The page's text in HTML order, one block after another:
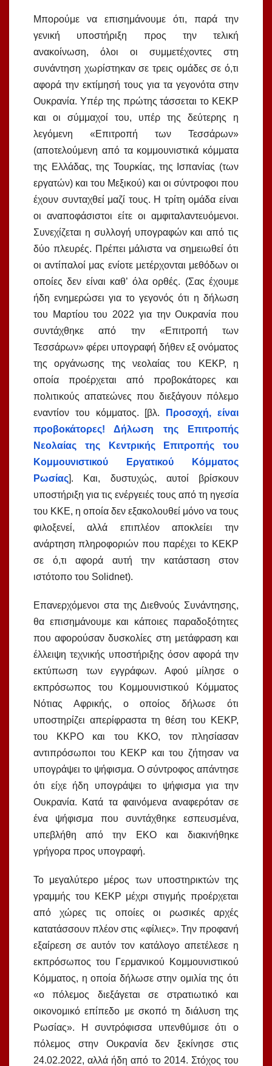
Μπορούμε να επισημάνουμε ότι, παρά την
γενική υποστήριξη προς την τελική
ανακοίνωση, όλοι οι συμμετέχοντες στη
συνάντηση χωρίστηκαν σε τρεις ομάδες σε ό,τι
αφορά την εκτίμησή τους για τα γεγονότα στην
Ουκρανία. Υπέρ της πρώτης τάσσεται το ΚΕΚΡ
και οι σύμμαχοί του, υπέρ της δεύτερης η
λεγόμενη «Επιτροπή των Τεσσάρων»
(αποτελούμενη από τα κομμουνιστικά κόμματα
της Ελλάδας, της Τουρκίας, της Ισπανίας (των
εργατών) και του Μεξικού) και οι σύντροφοι που
έχουν συνταχθεί μαζί τους. Η τρίτη ομάδα είναι
οι αναποφάσιστοι είτε οι αμφιταλαντευόμενοι.
Συνεχίζεται η συλλογή υπογραφών και από τις
δύο πλευρές. Πρέπει μάλιστα να σημειωθεί ότι
οι αντίπαλοί μας ενίοτε μετέρχονται μεθόδων οι
οποίες δεν είναι καθ’ όλα ορθές. (Σας έχουμε
ήδη ενημερώσει για το γεγονός ότι η δήλωση
του Μαρτίου του 2022 για την Ουκρανία που
συντάχθηκε από την «Επιτροπή των
Τεσσάρων» φέρει υπογραφή δήθεν εξ ονόματος
της οργάνωσης της νεολαίας του ΚΕΚΡ, η
οποία προέρχεται από προβοκάτορες και
πολιτικούς απατεώνες που διεξάγουν πόλεμο
εναντίον του κόμματος. [βλ.
Προσοχή, είναι
προβοκάτορες! Δήλωση της Επιτροπής
Νεολαίας της Κεντρικής Επιτροπής του
Κομμουνιστικού Εργατικού Κόμματος
Ρωσίας]. Και, δυστυχώς, αυτοί βρίσκουν
υποστήριξη για τις ενέργειές τους από τη ηγεσία
του ΚΚΕ, η οποία δεν εξακολουθεί μόνο να τους
φιλοξενεί, αλλά επιπλέον αποκλείει την
ανάρτηση πληροφοριών που παρέχει το ΚΕΚΡ
σε ό,τι αφορά αυτή την κατάσταση στον
ιστότοπο του Solidnet).
Επανερχόμενοι στα της Διεθνούς Συνάντησης,
θα επισημάνουμε και κάποιες παραδοξότητες
που αφορούσαν δυσκολίες στη μετάφραση και
έλλειψη τεχνικής υποστήριξης όσον αφορά την
εκτύπωση των εγγράφων. Αφού μίλησε ο
εκπρόσωπος του Κομμουνιστικού Κόμματος
Νότιας Αφρικής, ο οποίος δήλωσε ότι
υποστηρίζει απερίφραστα τη θέση του ΚΕΚΡ,
του ΚΚΡΟ και του ΚΚΟ, τον πλησίασαν
αντιπρόσωποι του ΚΕΚΡ και του ζήτησαν να
υπογράψει το ψήφισμα. Ο σύντροφος απάντησε
ότι είχε ήδη υπογράψει το ψήφισμα για την
Ουκρανία. Κατά τα φαινόμενα αναφερόταν σε
ένα ψήφισμα που συντάχθηκε εσπευσμένα,
υπεβλήθη από την ΕΚΟ και διακινήθηκε
γρήγορα προς υπογραφή.
Το μεγαλύτερο μέρος των υποστηρικτών της
γραμμής του ΚΕΚΡ μέχρι στιγμής προέρχεται
από χώρες τις οποίες οι ρωσικές αρχές
κατατάσσουν πλέον στις «φίλιες». Την προφανή
εξαίρεση σε αυτόν τον κατάλογο απετέλεσε η
εκπρόσωπος του Γερμανικού Κομμουνιστικού
Κόμματος, η οποία δήλωσε στην ομιλία της ότι
«ο πόλεμος διεξάγεται σε στρατιωτικό και
οικονομικό επίπεδο με σκοπό τη διάλυση της
Ρωσίας». Η συντρόφισσα υπενθύμισε ότι ο
πόλεμος στην Ουκρανία δεν ξεκίνησε στις
24.02.2022, αλλά ήδη από το 2014. Στόχος του